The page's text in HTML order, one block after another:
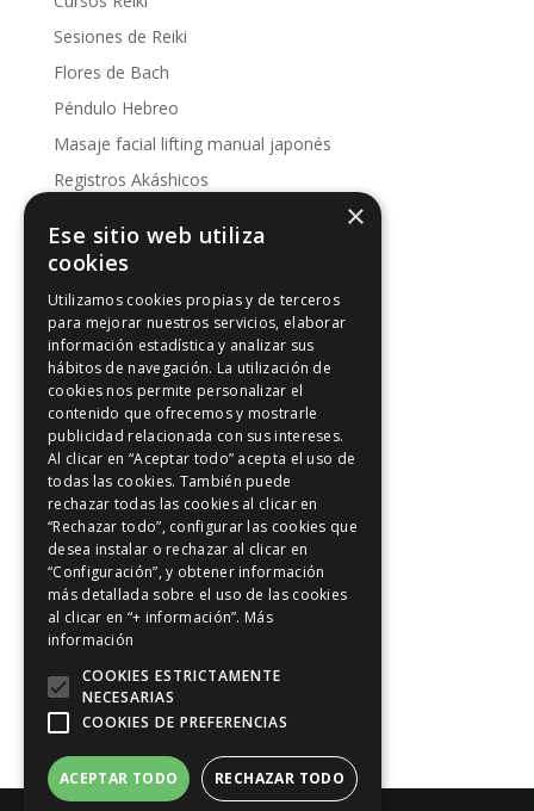
Sesiones de Reiki
Flores de Bach
Péndulo Hebreo
Masaje facial lifting manual japonés
Registros Akáshicos
Kinesología
Artículos de interés
Artículos de interés
Intuición y Reiki
Los 5 principios Reiki
Meditación y Reiki
Positividad
Reiki en Madrid
Riu-Ji
Sanación con Reiki
Sonrie a Reiki
Tratamientos de Reiki
Vídeos
×
Ese sitio web utiliza
cookies
Utilizamos cookies propias y de terceros
para mejorar nuestros servicios, elaborar
información estadística y analizar sus
hábitos de navegación. La utilización de
cookies nos permite personalizar el
contenido que ofrecemos y mostrarle
publicidad relacionada con sus intereses.
Al clicar en “Aceptar todo” acepta el uso de
todas las cookies. También puede
rechazar todas las cookies al clicar en
“Rechazar todo”, configurar las cookies que
desea instalar o rechazar al clicar en
“Configuración”, y obtener información
más detallada sobre el uso de las cookies
al clicar en “+ información”. Más
información
COOKIES ESTRICTAMENTE
NECESARIAS
COOKIES DE PREFERENCIAS
ACEPTAR TODO RECHAZAR TODO